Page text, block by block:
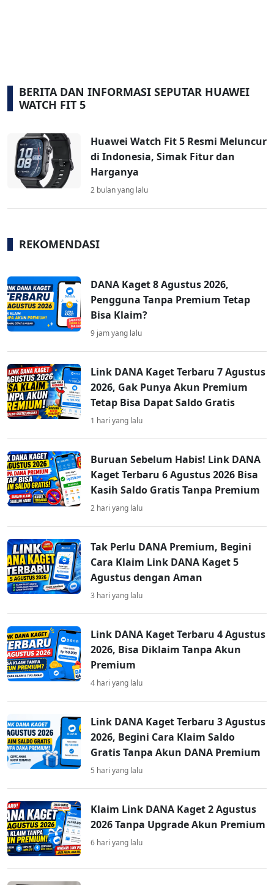
BERITA DAN INFORMASI SEPUTAR HUAWEI
WATCH FIT 5
Huawei Watch Fit 5 Resmi Meluncur
di Indonesia, Simak Fitur dan
Harganya
2 bulan yang lalu
REKOMENDASI
DANA Kaget 8 Agustus 2026,
Pengguna Tanpa Premium Tetap
Bisa Klaim?
9 jam yang lalu
Link DANA Kaget Terbaru 7 Agustus
2026, Gak Punya Akun Premium
Tetap Bisa Dapat Saldo Gratis
1 hari yang lalu
Buruan Sebelum Habis! Link DANA
Kaget Terbaru 6 Agustus 2026 Bisa
Kasih Saldo Gratis Tanpa Premium
2 hari yang lalu
Tak Perlu DANA Premium, Begini
Cara Klaim Link DANA Kaget 5
Agustus dengan Aman
3 hari yang lalu
Link DANA Kaget Terbaru 4 Agustus
2026, Bisa Diklaim Tanpa Akun
Premium
4 hari yang lalu
Link DANA Kaget Terbaru 3 Agustus
2026, Begini Cara Klaim Saldo
Gratis Tanpa Akun DANA Premium
5 hari yang lalu
Klaim Link DANA Kaget 2 Agustus
2026 Tanpa Upgrade Akun Premium
6 hari yang lalu